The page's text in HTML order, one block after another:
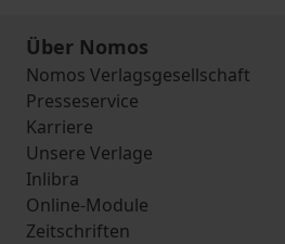
Über Nomos
Nomos Verlagsgesellschaft
Presseservice
Karriere
Unsere Verlage
Inlibra
Online-Module
Zeitschriften